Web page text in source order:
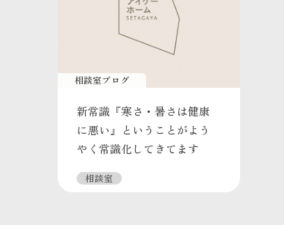
相談室ブログ
新常識『寒さ・暑さは健康
に悪い』ということがよう
やく常識化してきてます
相談室